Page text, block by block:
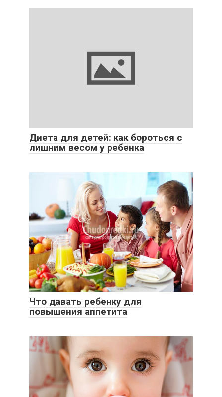
Диета для детей: как бороться с
лишним весом у ребенка
Что давать ребенку для
повышения аппетита